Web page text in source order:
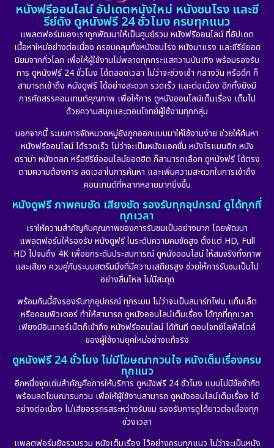
หนังฟรีออนไลน์ อัปเดตหนังใหม่ หนังชนโรง และซี
รีย์ดัง ดูหนังฟรี 24 ชั่วโมง ครบทุกแนว
แพลตฟอร์มของเราถูกพัฒนาให้เป็นศูนย์รวม หนังฟรีออนไลน์ ที่อัปเดต
เนื้อหาใหม่อย่างต่อเนื่อง ครอบคลุมทั้งหนังชนโรง หนังมาแรง และซีรีย์ยอด
นิยมจากทั่วโลก เพื่อให้ผู้ใช้งานไม่พลาดทุกกระแสความบันเทิง พร้อมรองรับ
การ ดูหนังฟรี 24 ชั่วโมง ได้ตลอดเวลา ไม่ว่าจะช่วงเช้า กลางวัน หรือดึก ก็
สามารถเข้าถึง หนังดูฟรี ได้อย่างสะดวก รวดเร็ว และต่อเนื่อง อีกทั้งยังมี
การคัดสรรคอนเทนต์คุณภาพ เพื่อให้การ ดูหนังออนไลน์เต็มเรื่อง เต็มไป
ด้วยความสนุกและตอบโจทย์ผู้ใช้งานทุกกลุ่ม
นอกจากนี้ ระบบการจัดหมวดหมู่ยังถูกออกแบบมาให้ใช้งานง่าย ช่วยให้ค้นหา
หนังฟรีออนไลน์ ได้รวดเร็ว ไม่ว่าจะเป็นหนังแอคชั่น หนังโรแมนติก หนัง
ดราม่า หนังตลก หรือซีรีย์ออนไลน์ยอดฮิต ก็สามารถเลือก ดูหนังฟรี ได้ตรง
ตามความต้องการ ลดเวลาในการค้นหา และเพิ่มความสะดวกในการเข้าถึง
คอนเทนต์ที่หลากหลายมากยิ่งขึ้น
หนังดูฟรี ภาพคมชัด เสียงชัด รองรับทุกอุปกรณ์ ดูได้ทุกที่
ทุกเวลา
เราให้ความสำคัญกับคุณภาพของการรับชมเป็นอย่างมาก โดยพัฒนา
แพลตฟอร์มให้รองรับ หนังดูฟรี ในระดับความคมชัดสูง ตั้งแต่ HD, Full
HD ไปจนถึง 4K เพื่อยกระดับประสบการณ์ ดูหนังออนไลน์ ให้สมจริงทั้งภาพ
และเสียง ควบคู่กับระบบสตรีมมิ่งที่มีความเสถียรสูง ช่วยให้การรับชมเป็นไป
อย่างลื่นไหล ไม่มีสะดุด
พร้อมกันนี้ยังรองรับทุกอุปกรณ์ ทุกระบบ ไม่ว่าจะเป็นสมาร์ทโฟน แท็บเล็ต
หรือคอมพิวเตอร์ ทำให้สามารถ ดูหนังออนไลน์เต็มเรื่อง ได้ทุกที่ทุกเวลา
เพียงมีอินเทอร์เน็ตก็เข้าถึง หนังฟรีออนไลน์ ได้ทันที ตอบโจทย์ไลฟ์สไตล์
ของผู้ใช้งานยุคใหม่อย่างแท้จริง
ดูหนังฟรี 24 ชั่วโมง ไม่มีโฆษณากวนใจ หนังเต็มเรื่องครบ
ทุกแนว
อีกหนึ่งจุดเด่นสำคัญคือการให้บริการ ดูหนังฟรี 24 ชั่วโมง แบบไม่มีข้อจำกัด
พร้อมลดโฆษณารบกวน เพื่อให้ผู้ใช้งานสามารถ ดูหนังออนไลน์เต็มเรื่อง ได้
อย่างต่อเนื่อง ไม่เสียอรรถรสระหว่างรับชม รองรับการดูได้ยาวต่อเนื่องทุก
ช่วงเวลา
แพลตฟอร์มยังรวบรวม หนังเต็มเรื่อง ไว้อย่างครบทุกแนว ไม่ว่าจะเป็นหนัง